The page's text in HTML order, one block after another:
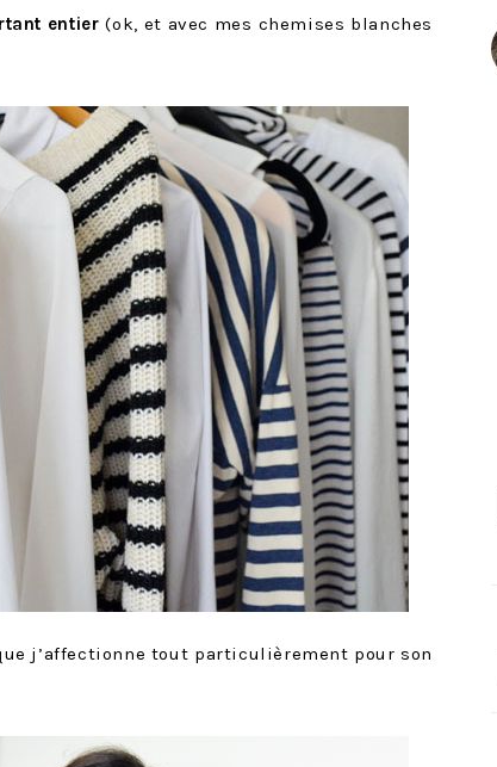
entier(ok, et avec mes chemises blanches
j’affectionne tout particulièrement pour son